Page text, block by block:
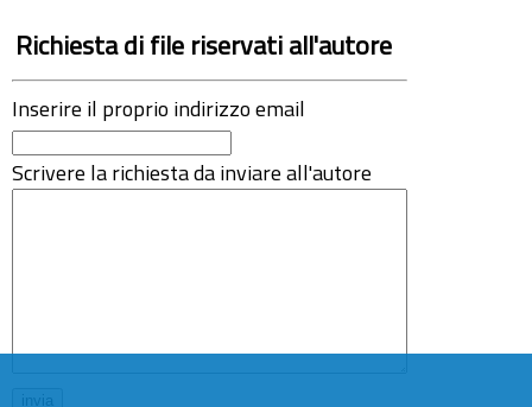
Richiesta di file riservati all'autore
Inserire il proprio indirizzo email
Scrivere la richiesta da inviare all'autore